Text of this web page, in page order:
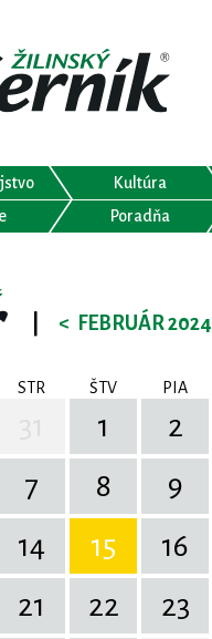
Kultúra
Poradňa
< FEBRUÁR 2024
STR ŠTV PIA
1 2
7 8 9
14 15 16
21 22 23